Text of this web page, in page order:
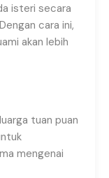
isteri secara
cara ini,
akan lebih
tuan puan
mengenai